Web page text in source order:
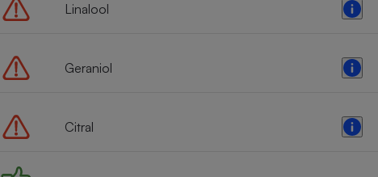
Linalool
Geraniol
Citral